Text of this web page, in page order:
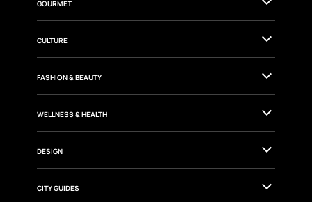
GOURMET
CULTURE
FASHION & BEAUTY
WELLNESS & HEALTH
DESIGN
CITY GUIDES